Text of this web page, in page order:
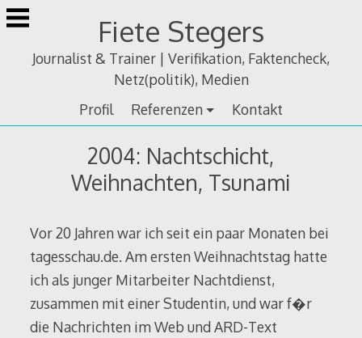
Zum
Inhalt
Fiete Stegers
Journalist & Trainer | Verifikation, Faktencheck,
Netz(politik), Medien
Profil
Referenzen Kontakt
2004: Nachtschicht,
Weihnachten, Tsunami
Vor 20 Jahren war ich seit ein paar Monaten bei
tagesschau.de. Am ersten Weihnachtstag hatte
ich als junger Mitarbeiter Nachtdienst,
zusammen mit einer Studentin, und war f�r
die Nachrichten im Web und ARD-Text